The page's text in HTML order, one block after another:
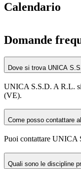
Calendario
Domande
Dove si trova UNICA
UNICA S.S.D. A R.L.
(VE).
Come posso contattare
Puoi contattare UNICA
Quali sono le discipline